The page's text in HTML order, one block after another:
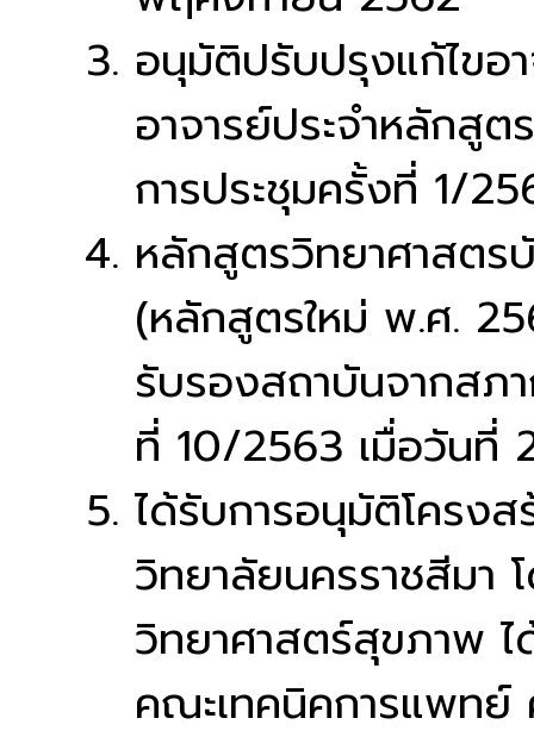
อนุมัติปรับปรุงแก้ไขอ
อาจารย์ประจำหลักสู
การประชุมครั้งที่ 1/
หลักสูตรวิทยาศาสต
(หลักสูตรใหม่ พ.ศ.
รับรองสถาบันจากสภ
ที่ 10/2563 เมื่อวันที่
ได้รับการอนุมัติโครง
วิทยาลัยนครราชสีมา
วิทยาศาสตร์สุขภาพ
คณะเทคนิคการแพท